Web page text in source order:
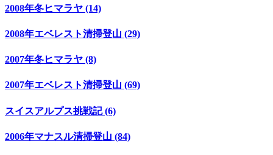
2008年冬ヒマラヤ (14)
2008年エベレスト清掃登山 (29)
2007年冬ヒマラヤ (8)
2007年エベレスト清掃登山 (69)
スイスアルプス挑戦記 (6)
2006年マナスル清掃登山 (84)